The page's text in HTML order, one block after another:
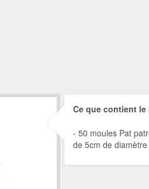
Ce que contient
50 moules Pat
de 5cm de